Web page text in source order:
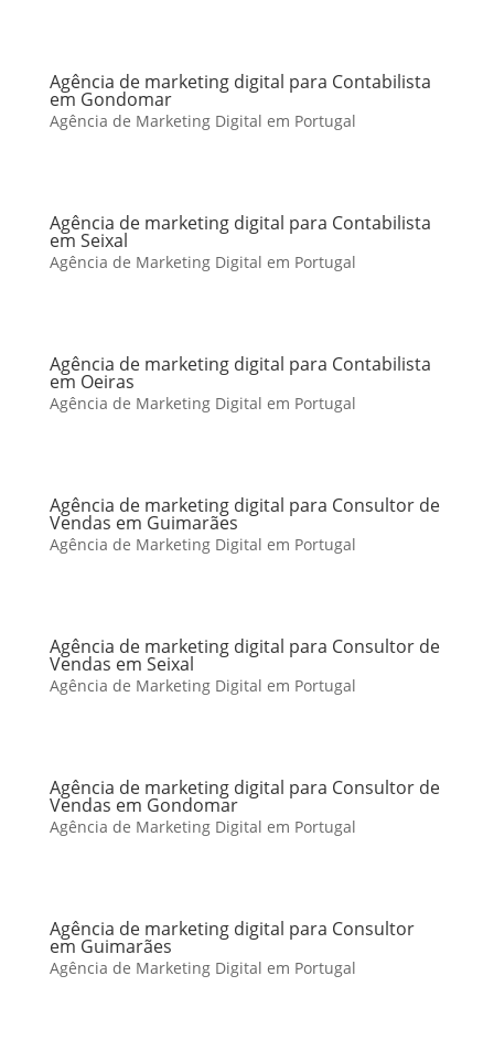
Agência de marketing digital para Contabilista
em Gondomar
Agência de Marketing Digital em Portugal
Agência de marketing digital para Contabilista
em Seixal
Agência de Marketing Digital em Portugal
Agência de marketing digital para Contabilista
em Oeiras
Agência de Marketing Digital em Portugal
Agência de marketing digital para Consultor de
Vendas em Guimarães
Agência de Marketing Digital em Portugal
Agência de marketing digital para Consultor de
Vendas em Seixal
Agência de Marketing Digital em Portugal
Agência de marketing digital para Consultor de
Vendas em Gondomar
Agência de Marketing Digital em Portugal
Agência de marketing digital para Consultor
em Guimarães
Agência de Marketing Digital em Portugal